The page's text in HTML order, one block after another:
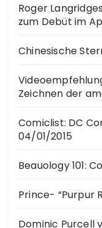
Roger
zum Debüt im
Chinesische
Zeichnen der
Comiclist: DC
04/01/2015
Beauology 101:
Prince- “Purpur
Dominic Purcell